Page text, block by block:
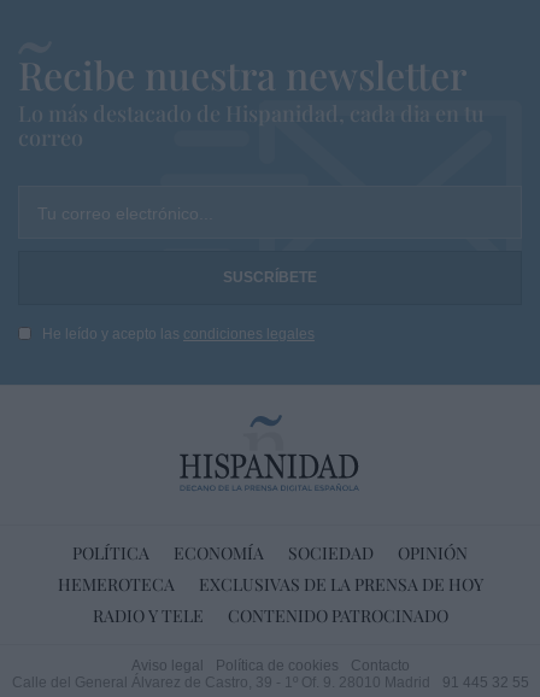
Recibe nuestra newsletter
Lo más destacado de Hispanidad, cada dia en tu
correo
Tu correo electrónico...
He leído y acepto las condiciones legales
POLÍTICA ECONOMÍA SOCIEDAD
OPINIÓN
HEMEROTECA
EXCLUSIVAS DE LA PRENSA DE HOY
RADIO Y TELE
CONTENIDO PATROCINADO
Aviso legal Política de cookies
Contacto
Calle del General Álvarez de Castro, 39 - 1º Of. 9. 28010 Madrid
91 445 32 55